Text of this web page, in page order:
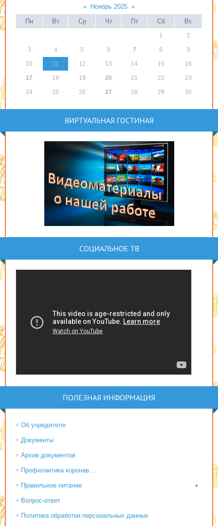
« Ноябрь 2025 »
Пн
Вт Ср Чт Пт Сб Вс
1 2
3 4 5 6 7 8 9
10 11 12 13 14 15 16
17 18 19 20 21 22 23
24 25 26 27 28 29 30
ВИРТУАЛЬНАЯ ГОСТИНАЯ
СОЦИАЛЬНОЕ ТВ
ПОЛЕЗНАЯ ИНФОРМАЦИЯ
Об учредителе
Документы
Архив документов
Профилактика коронав...
+
Правильное питание
Вопрос-ответ
Политика обработки персональных данных